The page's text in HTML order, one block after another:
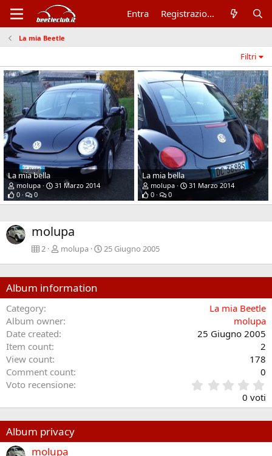
Entra Registrazione
La mia Beetle
Filtri
La mia bella
molupa
31 Marzo 2014
0
0
La mia bella
molupa
31 Marzo 2014
0
0
molupa
2 molupa 25 Giugno 2005
Album information
Category
La mia Beetle
Album owner
molupa
Date created
25 Giugno 2005
Item count
2
View count
178
Comment count
0
Voto recensione
0
0
t
0 voti
Album privacy
molupa